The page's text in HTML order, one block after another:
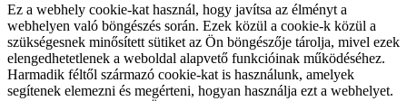
Ez a webhely cookie-kat használ, hogy javítsa az élményt a
webhelyen való böngészés során. Ezek közül a cookie-k közül a
szükségesnek minősített sütiket az Ön böngészője tárolja, mivel ezek
elengedhetetlenek a weboldal alapvető funkcióinak működéséhez.
Harmadik féltől származó cookie-kat is használunk, amelyek
segítenek elemezni és megérteni, hogyan használja ezt a webhelyet.